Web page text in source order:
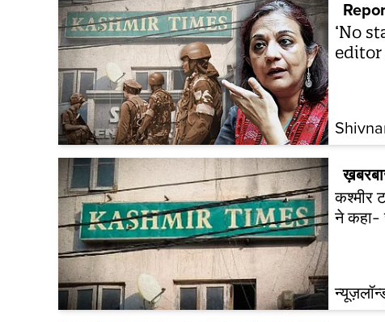
‘No
editor
कश्मीर
ने कहा-